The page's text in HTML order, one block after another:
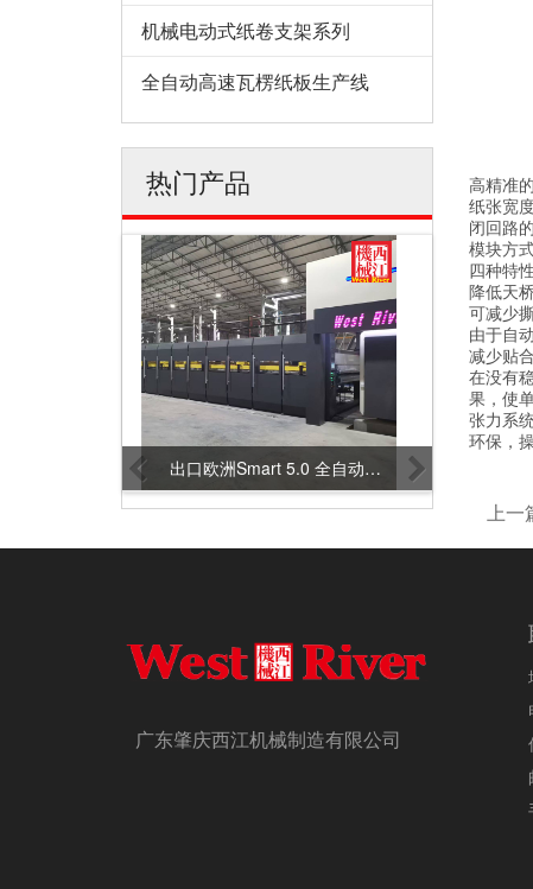
机械电动式纸卷支架系列
全自动高速瓦楞纸板生产线
热门产品
出口欧洲Smart 5.0 全自动五层瓦楞纸板生产线
高精准
纸张宽
闭回路
模块方
四种特性
降低天
可减少
由于自
减少贴
在没有
果，使
张力系
环保，
上一
广东肇庆西江机械制造有限公司